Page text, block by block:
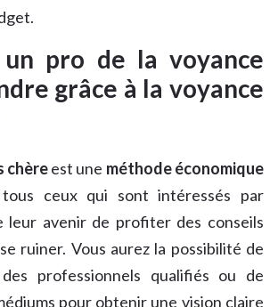
un pro de la voyance
grâce à la voyance
chèreest une méthode économique
ceux qui sont intéressés par
leur avenir de profiter des conseils
ruiner. Vous aurez la possibilité de
professionnels qualifiés ou de
pour obtenir une vision claire